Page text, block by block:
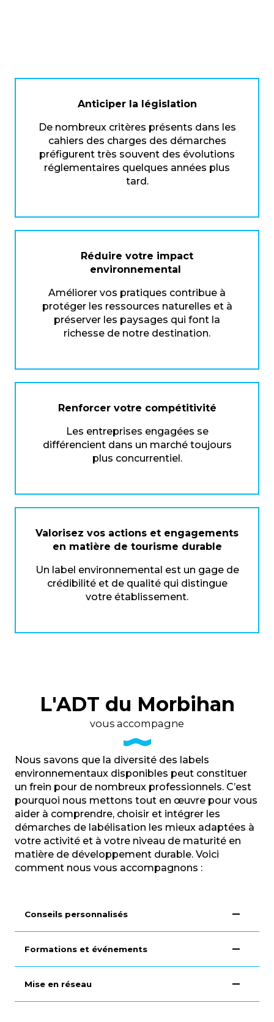
Anticiper la législation
De nombreux critères présents dans les
cahiers des charges des démarches
préfigurent très souvent des évolutions
réglementaires quelques années plus
tard.
Réduire votre impact
environnemental
Améliorer vos pratiques contribue à
protéger les ressources naturelles et à
préserver les paysages qui font la
richesse de notre destination.
Renforcer votre compétitivité
Les entreprises engagées se
différencient dans un marché toujours
plus concurrentiel.
Valorisez vos actions et engagements
en matière de tourisme durable
Un label environnemental est un gage de
crédibilité et de qualité qui distingue
votre établissement.
L'ADT du Morbihan
vous accompagne
Nous savons que la diversité des labels
environnementaux disponibles peut constituer
un frein pour de nombreux professionnels. C’est
pourquoi nous mettons tout en œuvre pour vous
aider à comprendre, choisir et intégrer les
démarches de labélisation les mieux adaptées à
votre activité et à votre niveau de maturité en
matière de développement durable. Voici
comment nous vous accompagnons :
Conseils personnalisés
Formations et événements
Mise en réseau